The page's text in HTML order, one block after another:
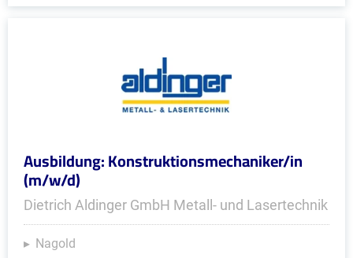
Ausbildung: Konstruktionsmechaniker/in
(m/w/d)
Dietrich Aldinger GmbH Metall- und Lasertechnik
Nagold